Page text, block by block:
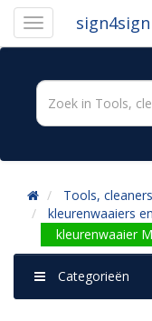
sign4sign
Tools,
kleurenwaaiers
kleurenwaaier
Categorieën